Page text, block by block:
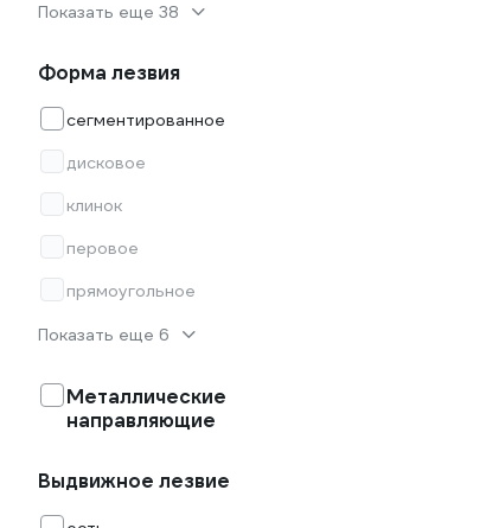
Показать еще 38
Форма лезвия
сегментированное
дисковое
клинок
перовое
прямоугольное
Показать еще 6
Металлические
направляющие
Выдвижное лезвие